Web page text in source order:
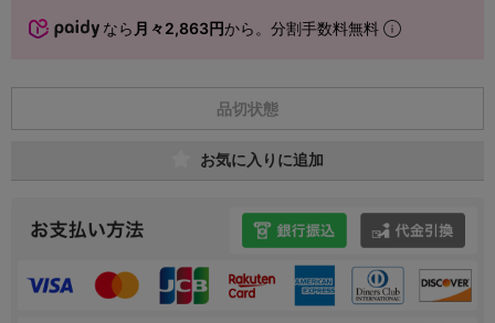
なら 月々2,863円から。分割手数料無料
品切状態
お気に入りに追加